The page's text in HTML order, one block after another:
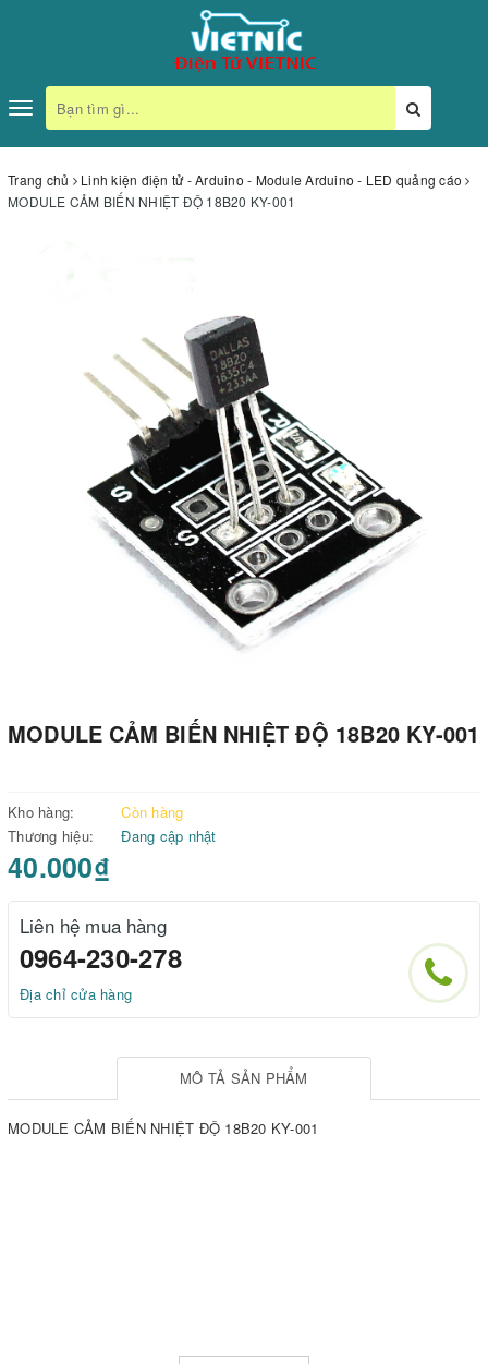
Toggle
navigation
Trang chủ
Linh kiện điện tử - Arduino - Module Arduino - LED quảng cáo
MODULE CẢM BIẾN NHIỆT ĐỘ 18B20 KY-001
MODULE CẢM BIẾN NHIỆT ĐỘ 18B20 KY-001
Kho hàng:
Còn hàng
Thương hiệu:
Đang cập nhật
40.000₫
Liên hệ mua hàng
0964-230-278
Địa chỉ cửa hàng
MÔ TẢ SẢN PHẨM
MODULE CẢM BIẾN NHIỆT ĐỘ 18B20 KY-001